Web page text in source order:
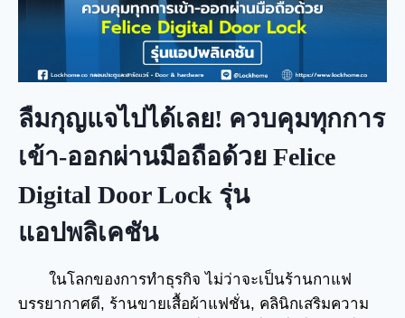
ลืมกุญแจไปได้เลย! ควบคุมทุกการ
เข้า-ออกผ่านมือถือด้วย Felice
Digital Door Lock รุ่น
แอปพลิเคชัน
ในโลกของการทำธุรกิจ ไม่ว่าจะเป็นร้านกาแฟ
บรรยากาศดี, ร้านขายเสื้อผ้าแฟชั่น, คลินิกเสริมความ